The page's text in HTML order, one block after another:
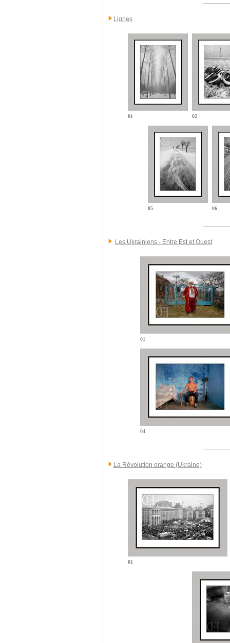
Lignes
01 02
05 06
Les Ukrainiens - Entre Est et Ouest
01
04
La Révolution orange (Ukraine)
01